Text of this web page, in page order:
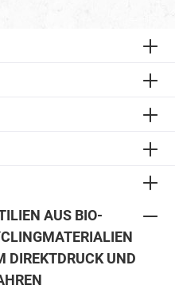
AUS BIO-
DIREKTDRUCK UND